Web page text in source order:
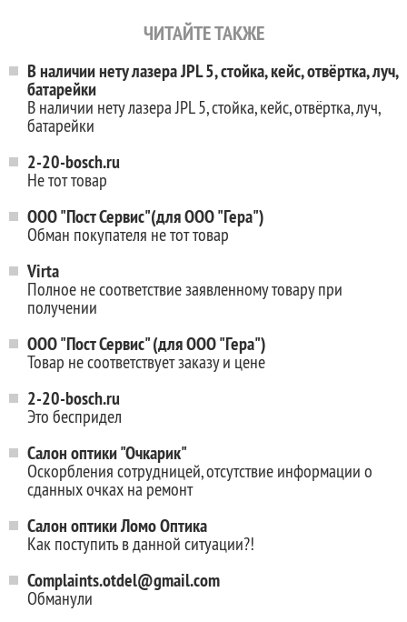
ЧИТАЙТЕ ТАКЖЕ
В наличии нету лазера JPL 5, стойка, кейс, отвёртка, луч,
батарейки
В наличии нету лазера JPL 5, стойка, кейс, отвёртка, луч,
батарейки
2-20-bosch.ru
Не тот товар
ООО "Пост Сервис"(для ООО "Гера")
Обман покупателя не тот товар
Virta
Полное не соответствие заявленному товару при
получении
ООО "Пост Сервис" (для ООО "Гера")
Товар не соответствует заказу и цене
2-20-bosch.ru
Это беспридел
Салон оптики "Очкарик"
Оскорбления сотрудницей, отсутствие информации о
сданных очках на ремонт
Салон оптики Ломо Оптика
Как поступить в данной ситуации?!
Complaints.otdel@gmail.com
Обманули